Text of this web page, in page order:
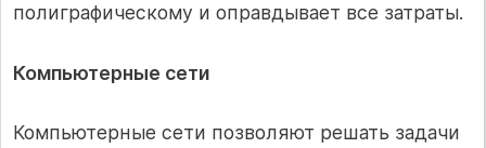
полиграфическому и оправдывает все затраты.
Компьютерные сети
Компьютерные сети позволяют решать задачи